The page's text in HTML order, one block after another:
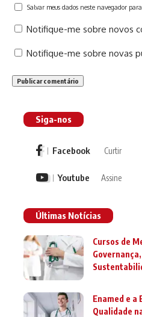
Salvar meus dados neste navegador
Notifique-me sobre novos
Notifique-me sobre novas
Siga-nos
Facebook Curtir
Youtube Assine
Últimas Notícias
Cursos de
Enamed e a
Qualidade